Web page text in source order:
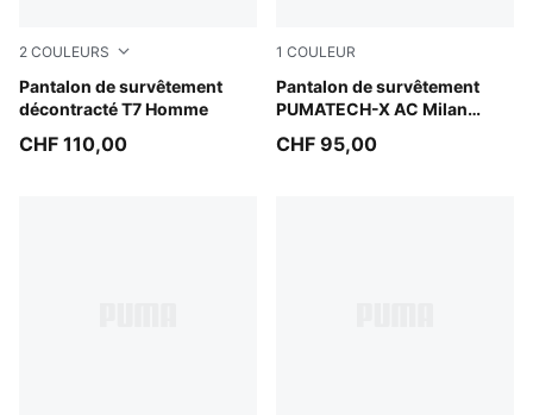
2 COULEURS
Pantalon de survêtement
décontracté T7 Homme
Puma Black
CHF 110,00
1 COULEUR
Pantalon de survêtement
PUMATECH-X AC Milan
Flat Dark Gray-Glowing Red
CHF 95,00